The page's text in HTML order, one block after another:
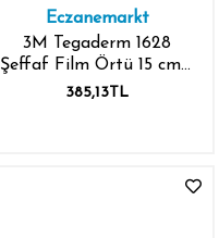
Eczanemarkt
3M Tegaderm 1628
Şeffaf Film Örtü 15 cm x
20 cm
385,13TL